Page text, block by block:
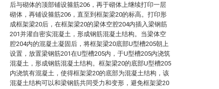
后与砌体的顶部铺设箍筋206，再于砌体上继续打印一层
砌体，再铺设箍筋206，直至到框架梁20的标高。打印形
成框架梁20后，在框架梁20的梁体空腔204内插入梁钢筋
201并灌自密实混凝土，形成钢筋混凝土结构。当梁体空
腔204内的混凝土凝固后，将框架梁20底部U型槽205朝上
设置，放置梁钢筋201在U型槽205内，于U型槽205内浇筑
混凝土，形成钢筋混凝土结构。框架梁20的底部U型槽205
内浇筑有混凝土，使得框架梁20的底部为混凝土结构，该
混凝土结构可以和梁钢筋共同受力和变形，避免框架梁20